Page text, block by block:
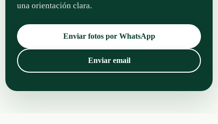
una orientación clara.
Enviar fotos por WhatsApp
Enviar email